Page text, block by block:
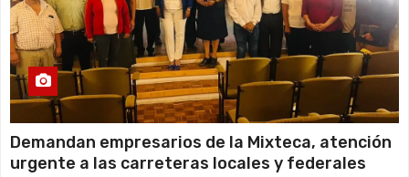
Demandan empresarios de la Mixteca, atención
urgente a las carreteras locales y federales